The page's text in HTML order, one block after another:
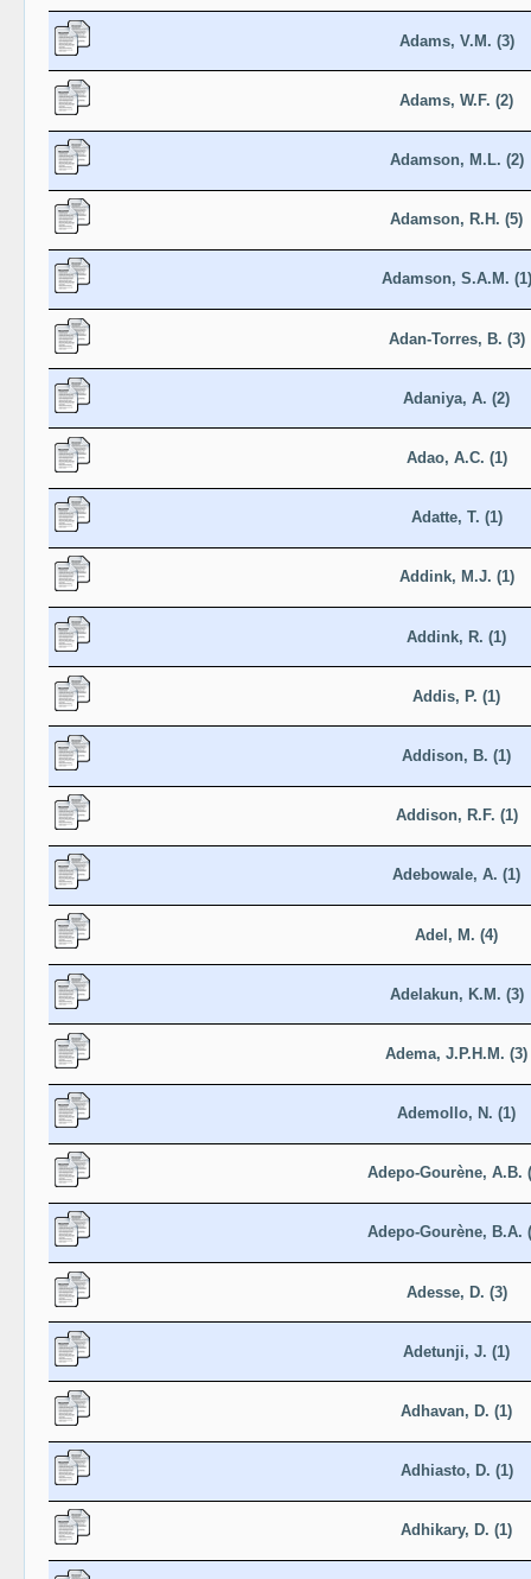
Adams, V.M. (3)
Adams, W.F. (2)
Adamson, M.L. (2)
Adamson, R.H. (5)
Adamson, S.A.M. (1)
Adan-Torres, B. (3)
Adaniya, A. (2)
Adao, A.C. (1)
Adatte, T. (1)
Addink, M.J. (1)
Addink, R. (1)
Addis, P. (1)
Addison, B. (1)
Addison, R.F. (1)
Adebowale, A. (1)
Adel, M. (4)
Adelakun, K.M. (3)
Adema, J.P.H.M. (3)
Ademollo, N. (1)
Adepo-Gourène, A.B.
Adepo-Gourène, B.A.
Adesse, D. (3)
Adetunji, J. (1)
Adhavan, D. (1)
Adhiasto, D. (1)
Adhikary, D. (1)